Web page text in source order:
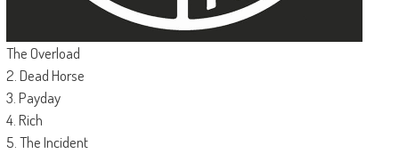
The Overload
2. Dead Horse
3. Payday
4. Rich
5. The Incident